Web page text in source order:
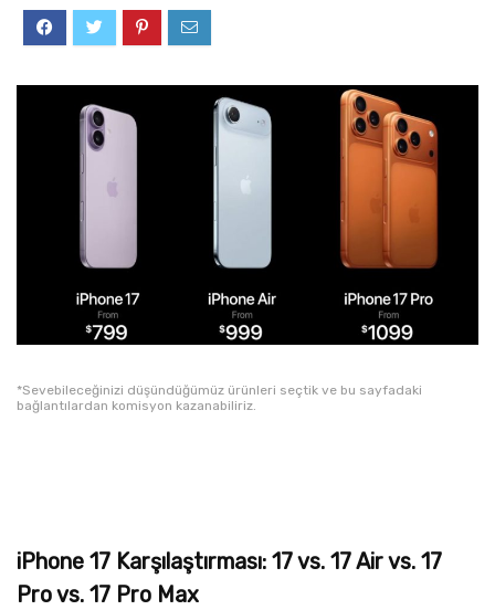
*Sevebileceğinizi düşündüğümüz ürünleri seçtik ve bu sayfadaki
bağlantılardan komisyon kazanabiliriz.
iPhone 17 Karşılaştırması: 17 vs. 17 Air vs. 17
Pro vs. 17 Pro Max